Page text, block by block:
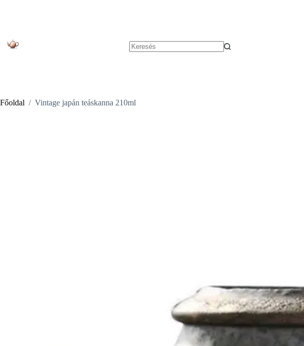
Főoldal / Vintage japán teáskanna 210ml